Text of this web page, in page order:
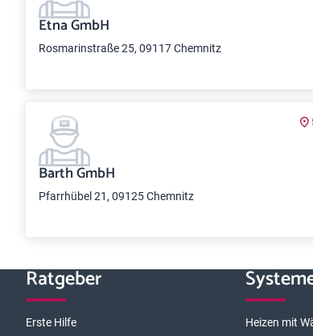
Etna GmbH
Rosmarinstraße 25, 09117 Chemnitz
Barth GmbH
Pfarrhübel 21, 09125 Chemnitz
Ratgeber
Erste Hilfe Heizen mit